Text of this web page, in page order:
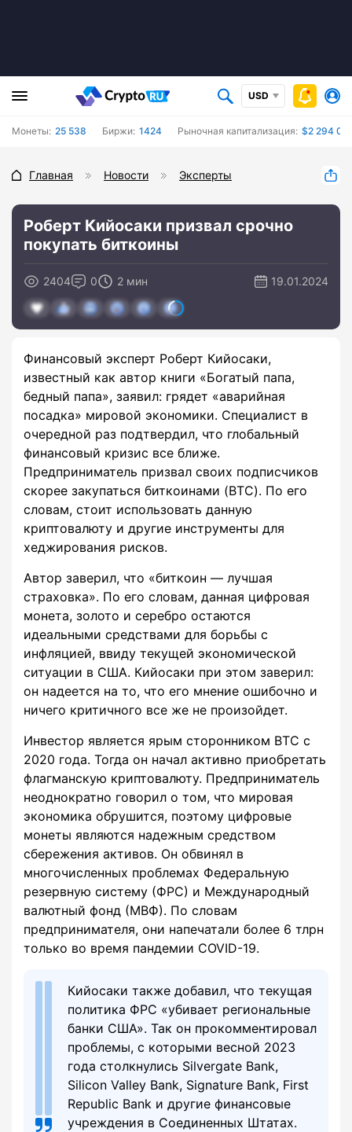
USD
Монеты: 25 538 Биржи: 1424 Рыночная капитализация: $2 294
Главная Новости Эксперты
Роберт Кийосаки призвал срочно
покупать биткоины
2404 0 2 мин 19.01.2024
Финансовый эксперт Роберт Кийосаки,
известный как автор книги «Богатый папа,
бедный папа», заявил: грядет «аварийная
посадка» мировой экономики. Специалист в
очередной раз подтвердил, что глобальный
финансовый кризис все ближе.
Предприниматель призвал своих подписчиков
скорее закупаться биткоинами (BTC). По его
словам, стоит использовать данную
криптовалюту и другие инструменты для
хеджирования рисков.
Автор заверил, что «биткоин — лучшая
страховка». По его словам, данная цифровая
монета, золото и серебро остаются
идеальными средствами для борьбы с
инфляцией, ввиду текущей экономической
ситуации в США. Кийосаки при этом заверил:
он надеется на то, что его мнение ошибочно и
ничего критичного все же не произойдет.
Инвестор является ярым сторонником BTC с
2020 года. Тогда он начал активно приобретать
флагманскую криптовалюту. Предприниматель
неоднократно говорил о том, что мировая
экономика обрушится, поэтому цифровые
монеты являются надежным средством
сбережения активов. Он обвинял в
многочисленных проблемах Федеральную
резервную систему (ФРС) и Международный
валютный фонд (МВФ). По словам
предпринимателя, они напечатали более 6 тлрн
только во время пандемии COVID-19.
Кийосаки также добавил, что текущая
политика ФРС «убивает региональные
банки США». Так он прокомментировал
проблемы, с которыми весной 2023
года столкнулись Silvergate Bank,
Silicon Valley Bank, Signature Bank, First
Republic Bank и другие финансовые
учреждения в Соединенных Штатах.